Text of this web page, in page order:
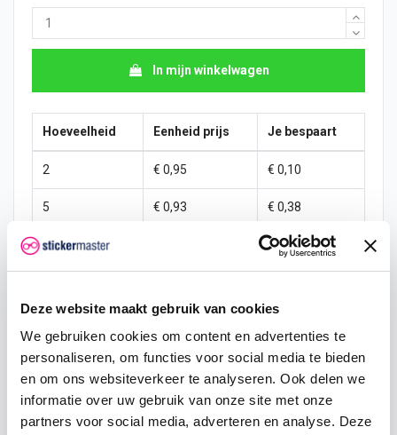
Deze website maakt gebruik van cookies
We gebruiken cookies om content en advertenties te
personaliseren, om functies voor social media te bieden
en om ons websiteverkeer te analyseren. Ook delen we
informatie over uw gebruik van onze site met onze
partners voor social media, adverteren en analyse. Deze
In mijn winkelwagen
Hoeveelheid Eenheid prijs Je bespaart
2 € 0,95 € 0,10
5 € 0,93 € 0,38
10 € 1,00
€ 0,80
100 € 0,75 € 25,00
€ 0,70 € 75,00
500 € 0,60 € 200,00